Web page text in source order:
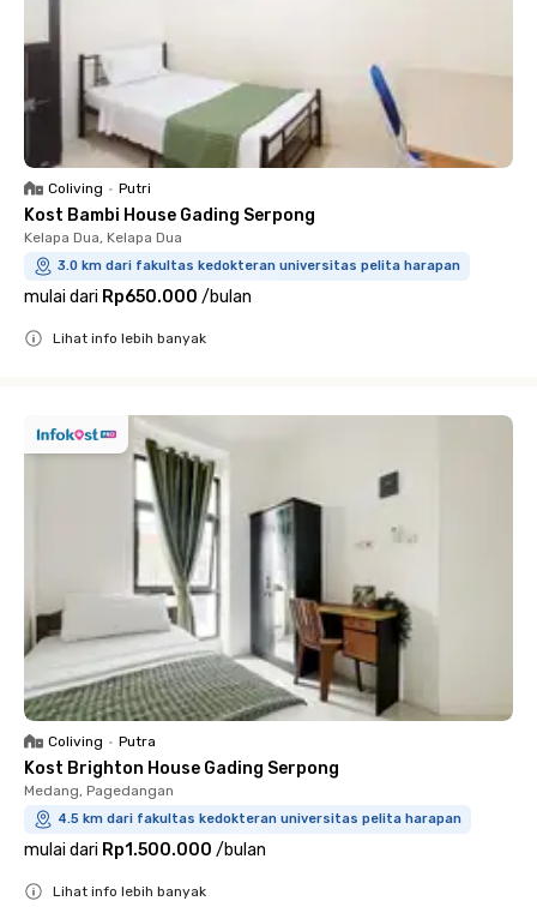
Coliving • Putri
Kost Bambi House Gading Serpong
Kelapa Dua, Kelapa Dua
3.0 km dari fakultas kedokteran universitas pelita harapan
mulai dari Rp650.000 /bulan
Lihat info lebih banyak
Coliving • Putra
Kost Brighton House Gading Serpong
Medang, Pagedangan
4.5 km dari fakultas kedokteran universitas pelita harapan
mulai dari Rp1.500.000 /bulan
Lihat info lebih banyak